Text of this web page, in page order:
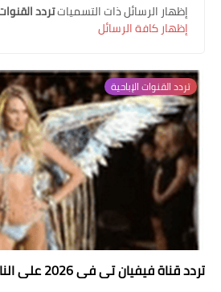
اقوى
تردد
nilesat
iptv
ترددات
‏إظهار الرسائل ذات التسمياتتردد
إظهار كافة الرسائل
تردد القنوات الإباحية
تردد قناة فيفيان تي في 2026 على النايل سات Vavin TV